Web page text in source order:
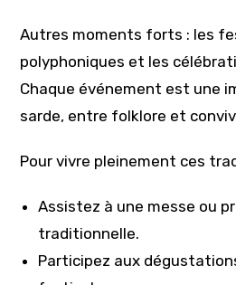
Autres moments forts : les
polyphoniques et les
Chaque événement est une
sarde, entre folklore et
Pour vivre pleinement ces
Assistez à une messe ou
traditionnelle.
Participez aux